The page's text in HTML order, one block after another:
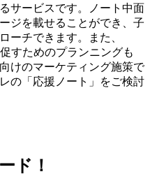
サービスです。ノート中面
ジを載せることができ、子
ーチできます。また、
すためのプランニングも
けのマーケティング施策で
の「応援ノート」をご検討
ド！